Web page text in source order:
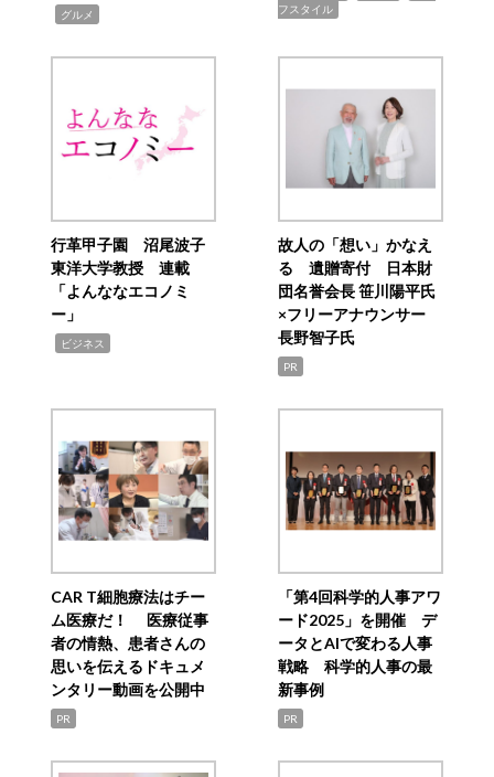
グルメ
フスタイル
行革甲子園 沼尾波子
東洋大学教授 連載
「よんななエコノミ
ー」
ビジネス
故人の「想い」かなえ
る 遺贈寄付 日本財
団名誉会長 笹川陽平氏
×フリーアナウンサー
長野智子氏
PR
CAR T細胞療法はチー
ム医療だ！ 医療従事
者の情熱、患者さんの
思いを伝えるドキュメ
ンタリー動画を公開中
PR
「第4回科学的人事アワ
ード2025」を開催 デ
ータとAIで変わる人事
戦略 科学的人事の最
新事例
PR